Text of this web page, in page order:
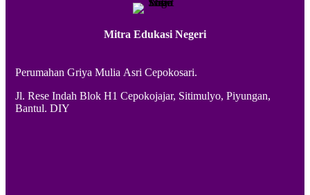
Mitra Edukasi Negeri
Perumahan Griya Mulia Asri Cepokosari.
Jl. Rese Indah Blok H1 Cepokojajar, Sitimulyo, Piyungan,
Bantul. DIY